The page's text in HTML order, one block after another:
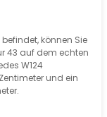
können Sie
43 auf dem echten
W124
und ein